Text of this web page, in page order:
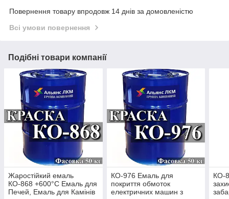
Повернення товару впродовж 14 днів за домовленістю
Всі умови повернення
Подібні товари компанії
Жаростійкий емаль
КО-868 +600°С Емаль для
Печей, Емаль для Камінів
КО-976 Емаль для
покриття обмоток
електричних машин з
КО-